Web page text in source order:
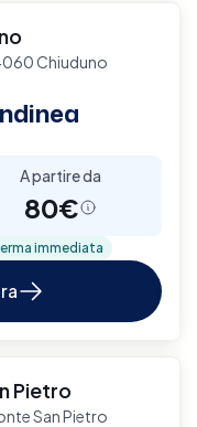
Chiuduno
A partire da
80€
immediata
Pietro
San Pietro